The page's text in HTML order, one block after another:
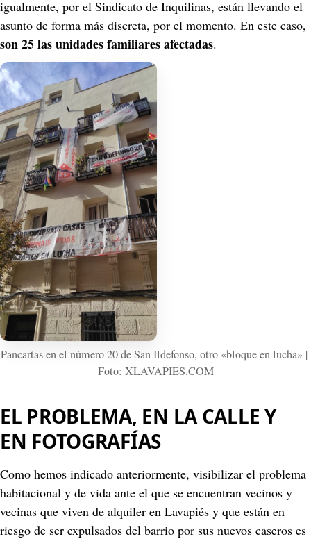
igualmente, por el Sindicato de Inquilinas, están llevando el
asunto de forma más discreta, por el momento. En este caso,
son 25 las unidades familiares afectadas.
Pancartas en el número 20 de San Ildefonso, otro «bloque en lucha» |
Foto: XLAVAPIES.COM
EL PROBLEMA, EN LA CALLE Y
EN FOTOGRAFÍAS
Como hemos indicado anteriormente, visibilizar el problema
habitacional y de vida ante el que se encuentran vecinos y
vecinas que viven de alquiler en Lavapiés y que están en
riesgo de ser expulsados del barrio por sus nuevos caseros es